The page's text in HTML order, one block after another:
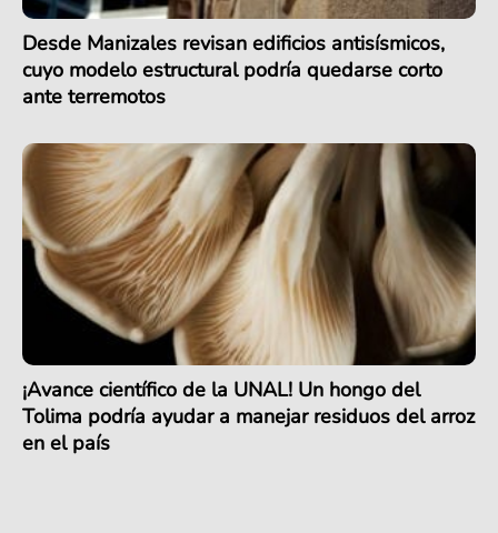
Desde Manizales revisan edificios antisísmicos,
cuyo modelo estructural podría quedarse corto
ante terremotos
¡Avance científico de la UNAL! Un hongo del
Tolima podría ayudar a manejar residuos del arroz
en el país